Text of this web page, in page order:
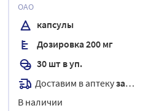
ОАО
капсулы
Дозировка 200 мг
30 шт в уп.
Доставим в аптекузавтра
В наличии